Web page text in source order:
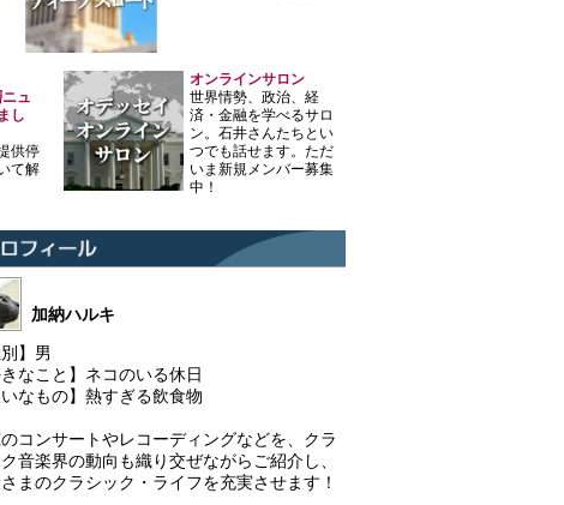
ュ
し
供停
て解
オンラインサロン
世界情勢、政治、経
済・金融を学べるサロ
ン。石井さんたちとい
つでも話せます。ただ
いま新規メンバー募集
中！
加納ハルキ
別】男
きなこと】ネコのいる休日
いなもの】熱すぎる飲食物
コンサートやレコーディングなどを、クラ
音楽界の動向も織り交ぜながらご紹介し、
まのクラシック・ライフを充実させます！